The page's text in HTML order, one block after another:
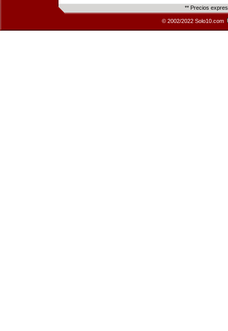
** Precios
© 2002/2022 Solo10.com